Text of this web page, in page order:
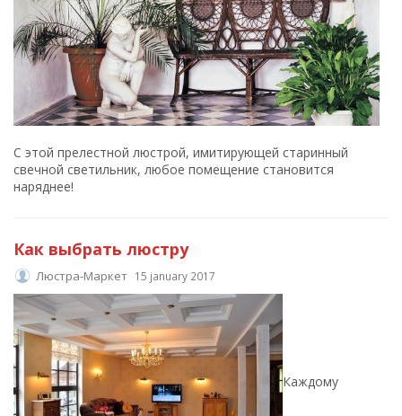
С этой прелестной люстрой, имитирующей старинный
свечной светильник, любое помещение становится
наряднее!
Как выбрать люстру
Люстра-Маркет 15 january 2017
Каждому